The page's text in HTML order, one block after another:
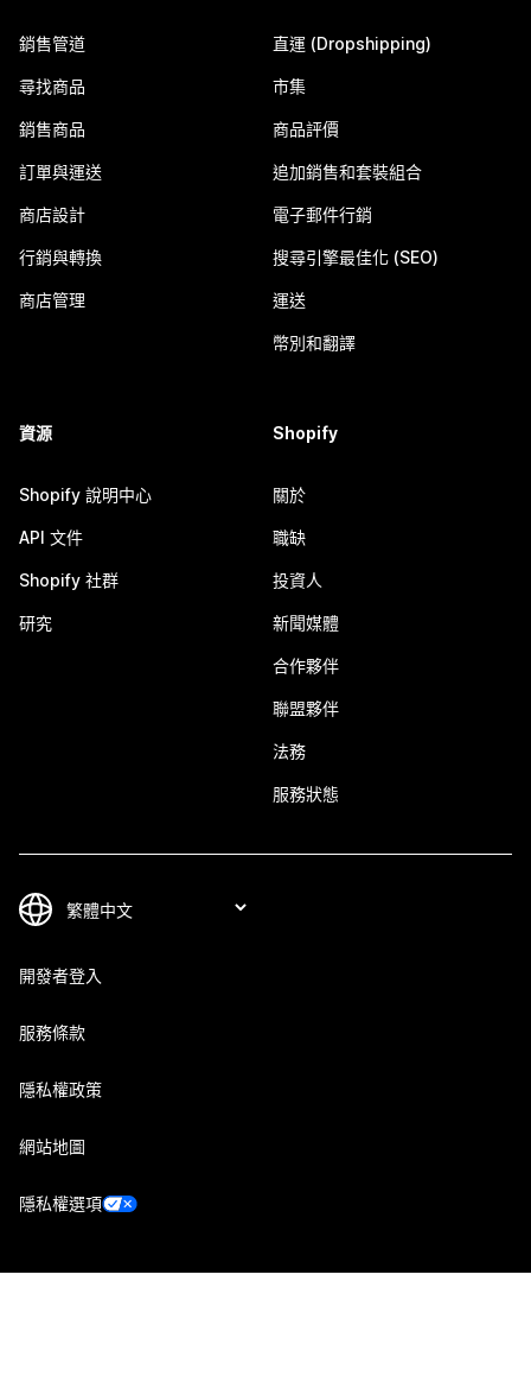
銷售管道
尋找商品
銷售商品
訂單與運送
商店設計
行銷與轉換
商店管理
直運 (Dropshipping)
市集
商品評價
追加銷售和套裝組合
電子郵件行銷
搜尋引擎最佳化 (SEO)
運送
幣別和翻譯
資源
Shopify 說明中心
API 文件
Shopify 社群
研究
Shopify
關於
職缺
投資人
新聞媒體
合作夥伴
聯盟夥伴
法務
服務狀態
開發者登入
服務條款
隱私權政策
網站地圖
隱私權選項